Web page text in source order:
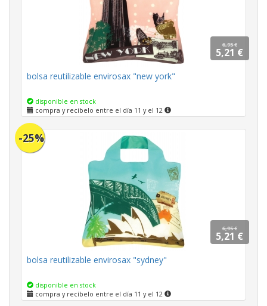
6,95 €
5,21 €
bolsa reutilizable envirosax "new york"
disponible en stock
compra y recíbelo entre el día 11 y el 12
-25%
6,95 €
5,21 €
bolsa reutilizable envirosax "sydney"
disponible en stock
compra y recíbelo entre el día 11 y el 12